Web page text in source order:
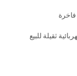
فاخرة
ثقيلة للبيع